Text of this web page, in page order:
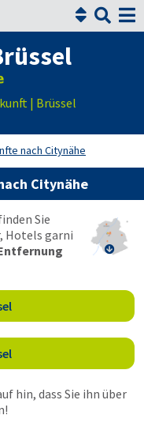


| Brüssel
nach Citynähe
Citynähe

Sie
Hotels garni
hin, dass Sie ihn über